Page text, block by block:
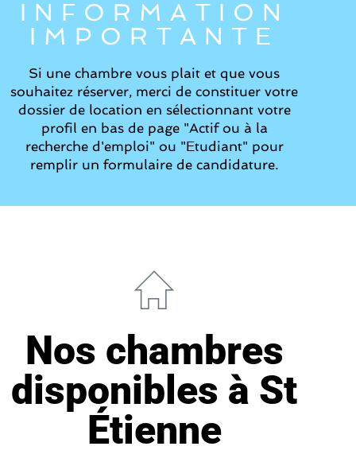
INFORMATION
IMPORTANTE
Si une chambre vous plait et que vous
souhaitez réserver, merci de constituer votre
dossier de location en sélectionnant votre
profil en bas de page "Actif ou à la
recherche d'emploi" ou "Etudiant" pour
remplir un formulaire de candidature.
Nos chambres
disponibles à St
Étienne